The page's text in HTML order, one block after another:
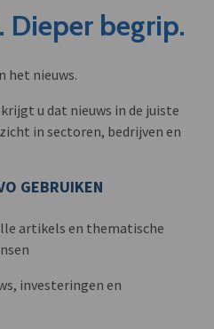
Dieper begrip.
het nieuws.
u dat nieuws in de juiste
in sectoren, bedrijven en
GEBRUIKEN
artikels en thematische
investeringen en